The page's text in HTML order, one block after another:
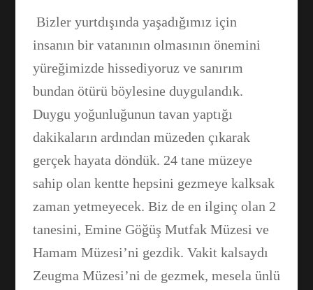
Bizler yurtdışında yaşadığımız için
insanın bir vatanının olmasının önemini
yüreğimizde hissediyoruz ve sanırım
bundan ötürü böylesine duygulandık.
Duygu yoğunluğunun tavan yaptığı
dakikaların ardından müzeden çıkarak
gerçek hayata döndük. 24 tane müzeye
sahip olan kentte hepsini gezmeye kalksak
zaman yetmeyecek. Biz de en ilginç olan 2
tanesini, Emine Göğüş Mutfak Müzesi ve
Hamam Müzesi’ni gezdik. Vakit kalsaydı
Zeugma Müzesi’ni de gezmek, mesela ünlü